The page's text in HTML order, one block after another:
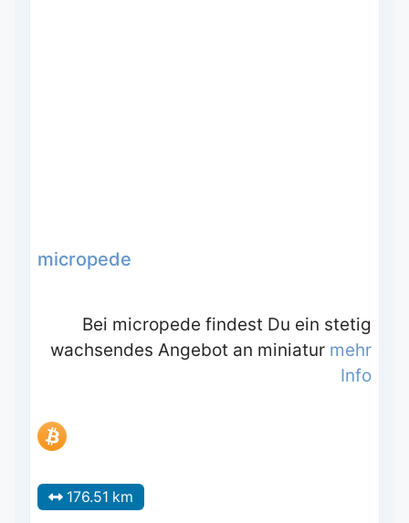
micropede
Bei micropede findest Du ein stetig
wachsendes Angebot an miniatur mehr
Info
176.51 km